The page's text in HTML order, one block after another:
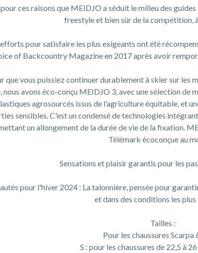
ces raisons que MEIDJO a séduit le milieu des
freestyle et bien sûr de la compétition,
pour satisfaire les plus exigeants ont été
of Backcountry Magazine en 2017 après avoir
que vous puissiez continuer durablement à skier sur les
nous avons éco-conçu MEIDJO 3, avec une sélection
agrosourcés issus de l’agriculture équitable, et
sensibles. C'est un condensé de technologies
un allongement de la durée de vie de la fixation.
Télémark écoconçue au
Sensations et plaisir garantis pour les
pour l'hiver 2024 : La talonnière, pensée pour
et dans des conditions les
Tailles :
Pour les chaussures Scarpa
S : pour les chaussures de 22,5 à